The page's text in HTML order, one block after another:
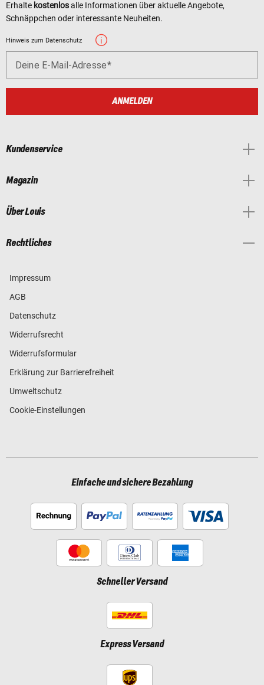
Erhalte kostenlosalle Informationen über aktuelle Angebote,
Schnäppchen oder interessante Neuheiten.
Hinweis zum Datenschutz
Deine E-Mail-Adresse
ANMELDEN
Kundenservice
Magazin
Über Louis
Rechtliches
Impressum
AGB
Datenschutz
Widerrufsrecht
Widerrufsformular
Erklärung zur Barrierefreiheit
Umweltschutz
Cookie-Einstellungen
Einfache und sichere Bezahlung
Schneller Versand
Express Versand